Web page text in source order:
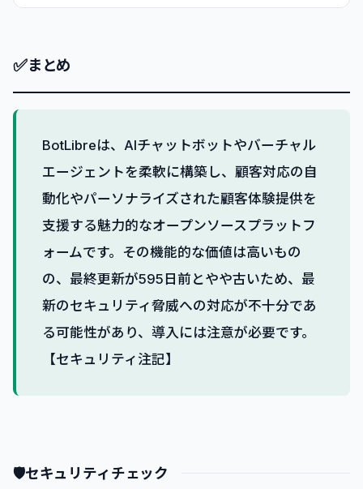
✅まとめ
BotLibreは、AIチャットボットやバーチャル
エージェントを柔軟に構築し、顧客対応の自
動化やパーソナライズされた顧客体験提供を
支援する魅力的なオープンソースプラットフ
ォームです。その機能的な価値は高いもの
の、最終更新が595日前とやや古いため、最
新のセキュリティ脅威への対応が不十分であ
る可能性があり、導入には注意が必要です。
【セキュリティ注記】
🛡セキュリティチェック